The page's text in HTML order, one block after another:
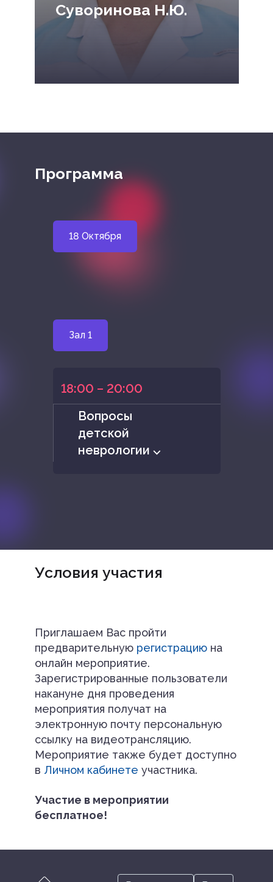
Суворинова Н.Ю.
Программа
18 Октября
Зал 1
18:00 – 20:00
Вопросы
детской
неврологии ⌵
Условия участия
Приглашаем Вас пройти
предварительную регистрациюна
онлайн мероприятие.
Зарегистрированные пользователи
накануне дня проведения
мероприятия получат на
электронную почту персональную
ссылку на видеотрансляцию.
Мероприятие также будет доступно
в Личном кабинете участника.
Участие в мероприятии
бесплатное!